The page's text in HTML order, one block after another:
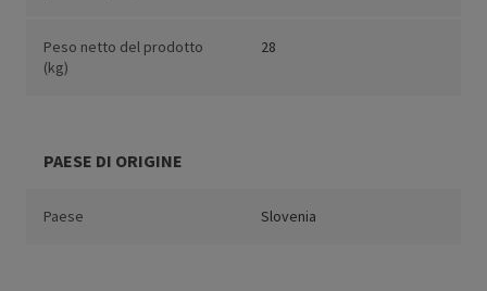
Peso netto del prodotto
(kg)
28
PAESE DI ORIGINE
Paese Slovenia